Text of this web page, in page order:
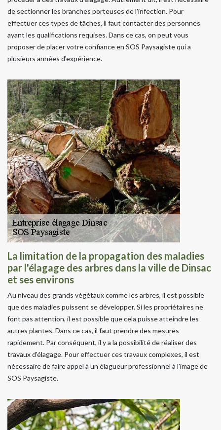
de sectionner les branches porteuses de l'infection. Pour
effectuer ces types de tâches, il faut contacter des personnes
ayant les qualifications requises. Dans ce cas, on peut vous
proposer de placer votre confiance en SOS Paysagiste qui a
plusieurs années d'expérience.
La limitation de la propagation des maladies
par l'élagage des arbres dans la ville de Dinsac
et ses environs
Au niveau des grands végétaux comme les arbres, il est possible
que des maladies puissent se développer. Si les propriétaires ne
font pas attention, il est possible que cela puisse atteindre les
autres plantes. Dans ce cas, il faut prendre des mesures
rapidement. Par conséquent, il y a la possibilité de réaliser des
travaux d'élagage. Pour effectuer ces travaux complexes, il est
nécessaire de faire appel à un élagueur professionnel à l'image de
SOS Paysagiste.